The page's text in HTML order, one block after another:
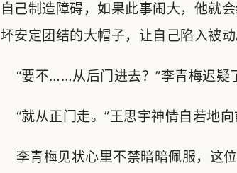
自己制造障碍，如果此事闹大，他就
坏安定团结的大帽子，让自己陷入被动
“要不……从后门进去？”李青梅迟疑
“就从正门走。”王思宇神情自若地
李青梅见状心里不禁暗暗佩服，这